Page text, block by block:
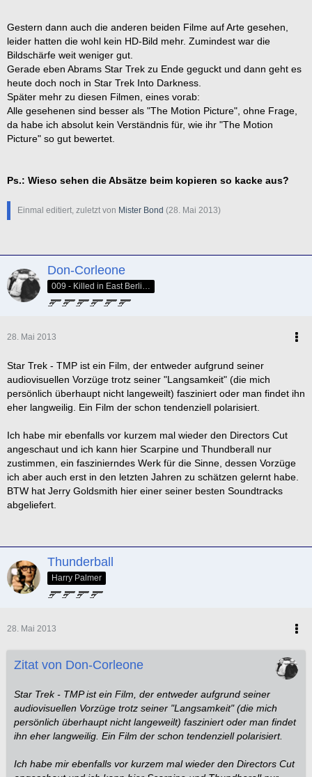
Der beste Gegner
1. Die Menschheit (The Voyage Home)
2. V'Ger (The Motion Picture)
1. Quantenspalt (TNG: Parallelen)
Production Design
1. Andrew Probert's Design der Enterprise-D für 'The Next
TV-Serie (1966)
Picture' (1979)
Title Theme
2. The Motion Picture - Jerry Goldsmith
3. Voyager - Jerry Goldsmith
Score
1. The Motion Picture - Jerry Goldsmith
Director
1. Nicolas Meyer
2. The Motion Picture (Haupt-Plakat)
3. Generations (Teaser-Plakat)
Costume Design
1. Star Trek (2009) - Michael Kaplan
2. Nemesis - Bob Ringwood
Gestern dann auch die anderen beiden Filme auf Arte gesehen,
leider hatten die wohl kein HD-Bild mehr. Zumindest war die
Bildschärfe weit weniger gut.
Gerade eben Abrams Star Trek zu Ende geguckt und dann geht es
heute doch noch in Star Trek Into Darkness.
Später mehr zu diesen Filmen, eines vorab:
Alle gesehenen sind besser als "The Motion Picture", ohne Frage,
da habe ich absolut kein Verständnis für, wie ihr "The Motion
Picture" so gut bewertet.
Ps.: Wieso sehen die Absätze beim kopieren so kacke aus?
Einmal editiert, zuletzt von Mister Bond (28. Mai 2013)
Don-Corleone
28. Mai 2013
Star Trek - TMP ist ein Film, der entweder aufgrund seiner
audiovisuellen Vorzüge trotz seiner "Langsamkeit" (die mich
persönlich überhaupt nicht langeweilt) fasziniert oder man findet ihn
eher langweilig. Ein Film der schon tendenziell polarisiert.
Ich habe mir ebenfalls vor kurzem mal wieder den Directors Cut
angeschaut und ich kann hier Scarpine und Thundberall nur
zustimmen, ein faszinierndes Werk für die Sinne, dessen Vorzüge
ich aber auch erst in den letzten Jahren zu schätzen gelernt habe.
BTW hat Jerry Goldsmith hier einer seiner besten Soundtracks
abgeliefert.
Thunderball
Harry Palmer
28. Mai 2013
Zitat von Don-Corleone
Star Trek - TMP ist ein Film, der entweder aufgrund seiner
audiovisuellen Vorzüge trotz seiner "Langsamkeit" (die mich
persönlich überhaupt nicht langeweilt) fasziniert oder man findet
ihn eher langweilig. Ein Film der schon tendenziell polarisiert.
Ich habe mir ebenfalls vor kurzem mal wieder den Directors Cut